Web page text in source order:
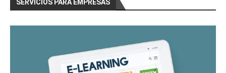
SERVICIOS PARA EMPRESAS